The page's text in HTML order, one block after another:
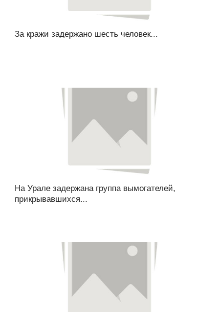
За кражи задержано шесть человек...
На Урале задержана группа вымогателей,
прикрывавшихся...